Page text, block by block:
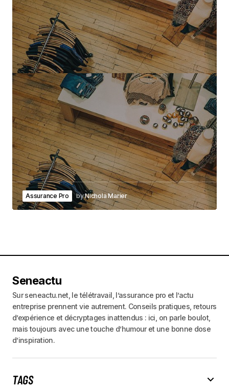
Assurance Pro byNichola Marier
Seneactu
Sur seneactu.net, le télétravail, l’assurance pro et l’actu
entreprise prennent vie autrement. Conseils pratiques, retours
d’expérience et décryptages inattendus : ici, on parle boulot,
mais toujours avec une touche d’humour et une bonne dose
d’inspiration.
TAGS